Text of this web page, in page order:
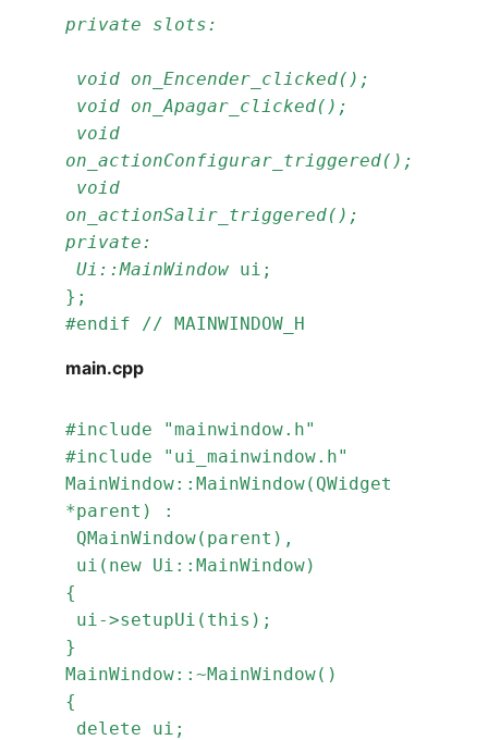
private slots:
void on_Encender_clicked();
void on_Apagar_clicked();
on_actionConfigurar_triggered();
on_actionSalir_triggered();
private:
Ui::MainWindow ui;
};
#endif // MAINWINDOW_H
main.cpp
#include "mainwindow.h"
#include "ui_mainwindow.h"
MainWindow::MainWindow(QWidget
*parent) :
QMainWindow(parent),
ui(new Ui::MainWindow)
{
ui->setupUi(this);
}
MainWindow::~MainWindow()
{
delete ui;